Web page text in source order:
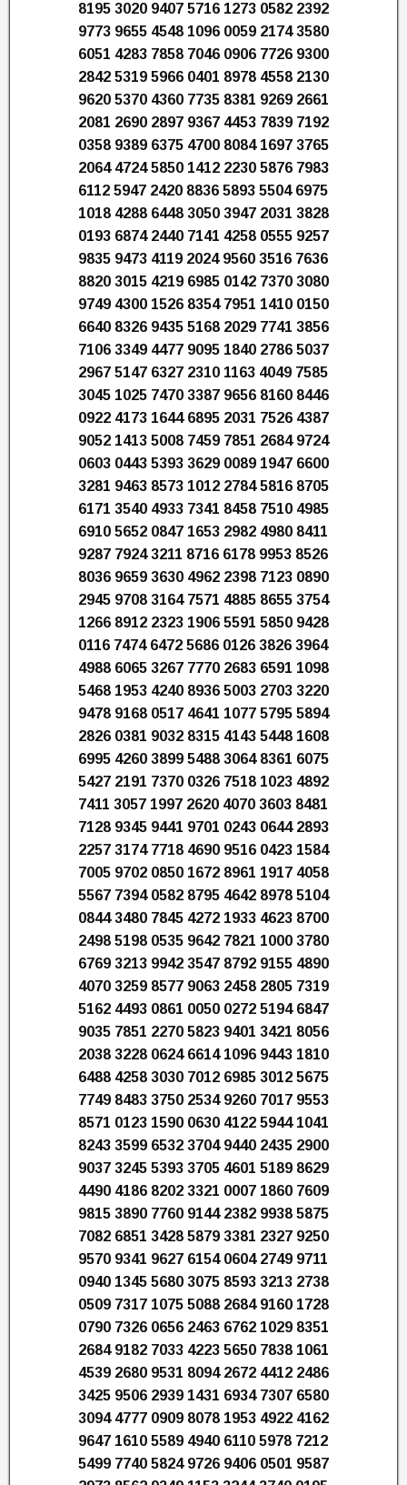
8195 3020 9407 5716 1273 0582 2392
9773 9655 4548 1096 0059 2174 3580
6051 4283 7858 7046 0906 7726 9300
2842 5319 5966 0401 8978 4558 2130
9620 5370 4360 7735 8381 9269 2661
2081 2690 2897 9367 4453 7839 7192
0358 9389 6375 4700 8084 1697 3765
2064 4724 5850 1412 2230 5876 7983
6112 5947 2420 8836 5893 5504 6975
1018 4288 6448 3050 3947 2031 3828
0193 6874 2440 7141 4258 0555 9257
9835 9473 4119 2024 9560 3516 7636
8820 3015 4219 6985 0142 7370 3080
9749 4300 1526 8354 7951 1410 0150
6640 8326 9435 5168 2029 7741 3856
7106 3349 4477 9095 1840 2786 5037
2967 5147 6327 2310 1163 4049 7585
3045 1025 7470 3387 9656 8160 8446
0922 4173 1644 6895 2031 7526 4387
9052 1413 5008 7459 7851 2684 9724
0603 0443 5393 3629 0089 1947 6600
3281 9463 8573 1012 2784 5816 8705
6171 3540 4933 7341 8458 7510 4985
6910 5652 0847 1653 2982 4980 8411
9287 7924 3211 8716 6178 9953 8526
8036 9659 3630 4962 2398 7123 0890
2945 9708 3164 7571 4885 8655 3754
1266 8912 2323 1906 5591 5850 9428
0116 7474 6472 5686 0126 3826 3964
4988 6065 3267 7770 2683 6591 1098
5468 1953 4240 8936 5003 2703 3220
9478 9168 0517 4641 1077 5795 5894
2826 0381 9032 8315 4143 5448 1608
6995 4260 3899 5488 3064 8361 6075
5427 2191 7370 0326 7518 1023 4892
7411 3057 1997 2620 4070 3603 8481
7128 9345 9441 9701 0243 0644 2893
2257 3174 7718 4690 9516 0423 1584
7005 9702 0850 1672 8961 1917 4058
5567 7394 0582 8795 4642 8978 5104
0844 3480 7845 4272 1933 4623 8700
2498 5198 0535 9642 7821 1000 3780
6769 3213 9942 3547 8792 9155 4890
4070 3259 8577 9063 2458 2805 7319
5162 4493 0861 0050 0272 5194 6847
9035 7851 2270 5823 9401 3421 8056
2038 3228 0624 6614 1096 9443 1810
6488 4258 3030 7012 6985 3012 5675
7749 8483 3750 2534 9260 7017 9553
8571 0123 1590 0630 4122 5944 1041
8243 3599 6532 3704 9440 2435 2900
9037 3245 5393 3705 4601 5189 8629
4490 4186 8202 3321 0007 1860 7609
9815 3890 7760 9144 2382 9938 5875
7082 6851 3428 5879 3381 2327 9250
9570 9341 9627 6154 0604 2749 9711
0940 1345 5680 3075 8593 3213 2738
0509 7317 1075 5088 2684 9160 1728
0790 7326 0656 2463 6762 1029 8351
2684 9182 7033 4223 5650 7838 1061
4539 2680 9531 8094 2672 4412 2486
3425 9506 2939 1431 6934 7307 6580
3094 4777 0909 8078 1953 4922 4162
9647 1610 5589 4940 6110 5978 7212
5499 7740 5824 9726 9406 0501 9587